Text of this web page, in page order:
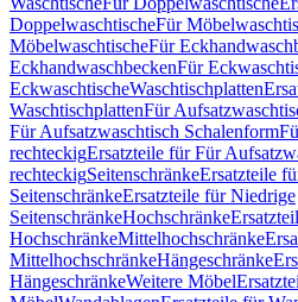
DoppelwaschtischeFür
MöbelwaschtischeFür
EckhandwaschbeckenFür
EckwaschtischeWaschtischplatten
WaschtischplattenFür
Für Aufsatzwaschtisch Schalenform
rechteckigErsatzteile für Für
rechteckigSeitenschränkeErsatzteile
SeitenschränkeErsatzteile für Niedrige
SeitenschränkeHochschränke
HochschränkeMittelhochschränke
MittelhochschränkeHängeschränke
HängeschränkeWeitere Möbel